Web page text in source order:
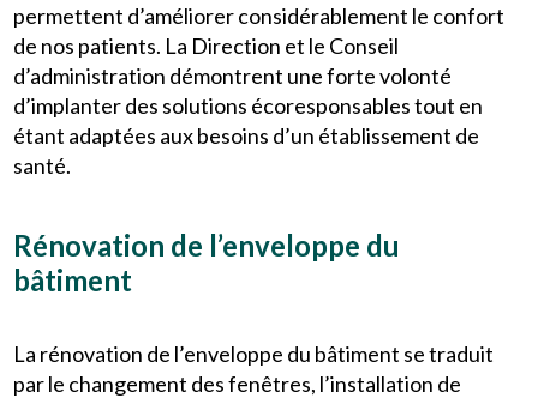
permettent d’améliorer considérablement le confort
de nos patients. La Direction et le Conseil
d’administration démontrent une forte volonté
d’implanter des solutions écoresponsables tout en
étant adaptées aux besoins d’un établissement de
santé.
Rénovation de l’enveloppe du
bâtiment
La rénovation de l’enveloppe du bâtiment se traduit
par le changement des fenêtres, l’installation de